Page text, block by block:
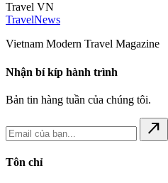
Travel VN
TravelNews
Vietnam Modern Travel Magazine
Nhận bí kíp hành trình
Bản tin hàng tuần của chúng tôi.
north_east
Tôn chỉ